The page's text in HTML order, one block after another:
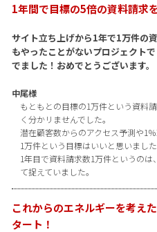
1年間で目標の5倍の資料請求
サイト立ち上げから1年で1万件の
もやったことがないプロジェクト
でました！おめでとうございます。
中尾様
もともとの目標の1万件という資料
く分かリませんでした。
潜在顧客数からのアクセス予測や1
1万件という目標はいいと思いました
1年目で資料請求数1万件というの
て捉えていました。
これからのエネルギーを考え
タート！